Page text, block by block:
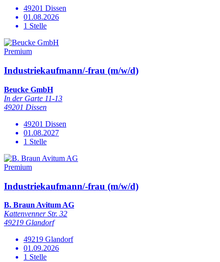
49201 Dissen
01.08.2026
1 Stelle
Premium
Industriekaufmann/-frau (m/w/d)
Beucke GmbH
In der Garte 11-13
49201 Dissen
49201 Dissen
01.08.2027
1 Stelle
Premium
Industriekaufmann/-frau (m/w/d)
B. Braun Avitum AG
Kattenvenner Str. 32
49219 Glandorf
49219 Glandorf
01.09.2026
1 Stelle